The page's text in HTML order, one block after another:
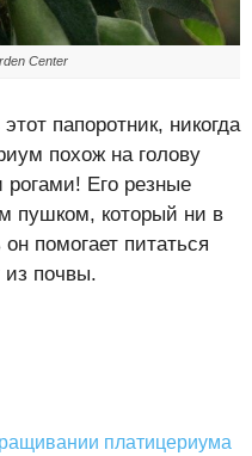
Center
папоротник, никогда
похож на голову
Его резные
пушком, который ни в
помогает питаться
из почвы.
платицериума